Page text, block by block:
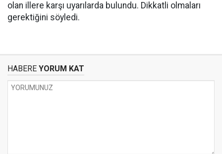
olan illere karşı uyarılarda bulundu. Dikkatli olmaları
gerektiğini söyledi.
HABERE YORUM KAT